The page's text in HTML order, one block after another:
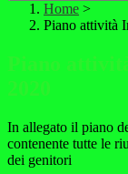
Home >
Piano attività
Piano
2020
In allegato il piano
contenente tutte le
dei genitori